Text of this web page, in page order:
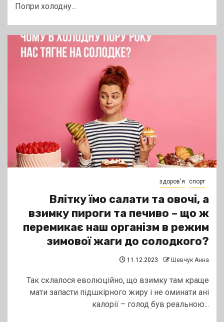
Попри холодну...
здоров'я спорт
Влітку їмо салати та овочі, а
взимку пироги та печиво – що ж
перемикає наш організм в режим
зимової жаги до солодкого?
11.12.2023 Шевчук Анна
Так склалося еволюційно, що взимку там краще
мати запасти підшкірного жиру і не оминати ані
калорії – голод був реальною...